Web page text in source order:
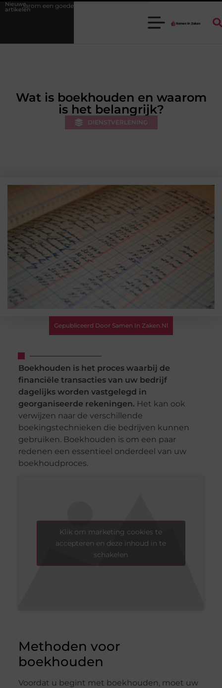
Nieuwe
artikelen het werk van de stukadoor makkelijker maakt
Wat is boekhouden en waarom
is het belangrijk?
DIENSTVERLENING
Gepubliceerd Door Samen In Zaken.nl
Boekhouden is het proces waarbij de
financiële transacties van uw bedrijf
dagelijks worden vastgelegd in
georganiseerde rekeningen. Het kan ook
verwijzen naar de verschillende
boekingstechnieken die bedrijven kunnen
gebruiken. Boekhouden is om een paar
redenen een essentieel onderdeel van uw
boekhoudproces.
Klik om marketing cookies te
accepteren en deze inhoud in te
schakelen
Methoden voor
boekhouden
Voordat u begint met boekhouden, moet uw